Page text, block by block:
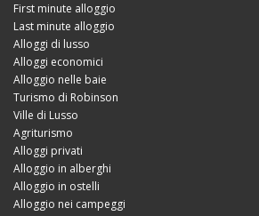
First minute alloggio
Last minute alloggio
Alloggi di lusso
Alloggi economici
Alloggio nelle baie
Turismo di Robinson
Ville di Lusso
Agriturismo
Alloggi privati
Alloggio in alberghi
Alloggio in ostelli
Alloggio nei campeggi